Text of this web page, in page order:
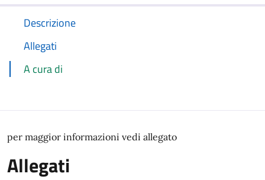
Descrizione
Allegati
A cura di
per maggior informazioni vedi allegato
Allegati